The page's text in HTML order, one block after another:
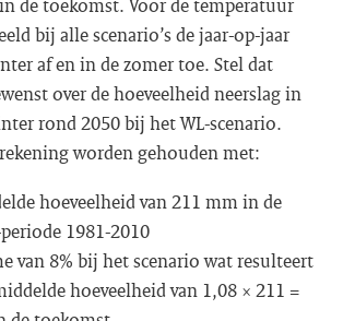
de toekomst. Voor de temperatuur
bij alle scenario’s de jaar-op-jaar
af en in de zomer toe. Stel dat
over de hoeveelheid neerslag in
rond 2050 bij het WL-scenario.
worden gehouden met:
hoeveelheid van 211 mm in de
1981-2010
van 8% bij het scenario wat resulteert
hoeveelheid van 1,08 × 211 =